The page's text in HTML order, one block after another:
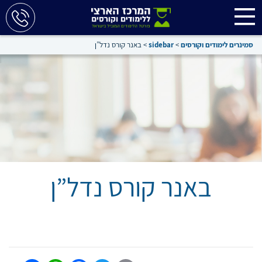
סמינרים לימודים וקורסים>
sidebar
>באנר קורס נדל”ן
באנר קורס נדל”ן